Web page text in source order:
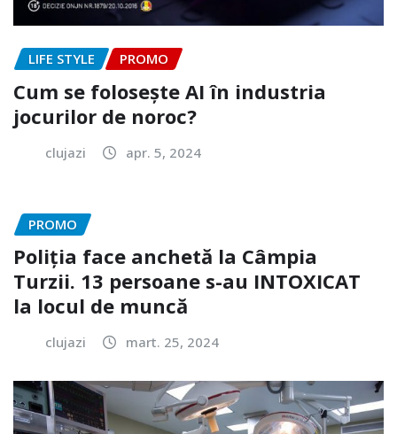
LIFE STYLE PROMO
Cum se folosește AI în industria
jocurilor de noroc?
clujazi apr. 5, 2024
PROMO
Poliția face anchetă la Câmpia
Turzii. 13 persoane s-au INTOXICAT
la locul de muncă
clujazi mart. 25, 2024